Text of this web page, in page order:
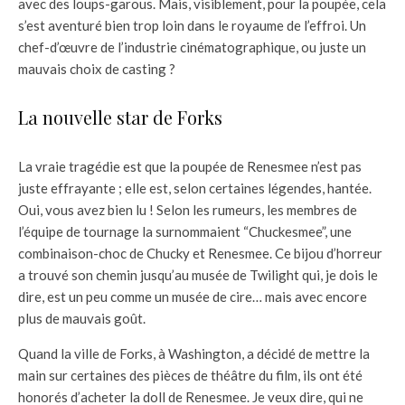
avec des loups-garous. Mais, visiblement, pour la poupée, cela
s’est aventuré bien trop loin dans le royaume de l’effroi. Un
chef-d’œuvre de l’industrie cinématographique, ou juste un
mauvais choix de casting ?
La nouvelle star de Forks
La vraie tragédie est que la poupée de Renesmee n’est pas
juste effrayante ; elle est, selon certaines légendes, hantée.
Oui, vous avez bien lu ! Selon les rumeurs, les membres de
l’équipe de tournage la surnommaient “Chuckesmee”, une
combinaison-choc de Chucky et Renesmee. Ce bijou d’horreur
a trouvé son chemin jusqu’au musée de Twilight qui, je dois le
dire, est un peu comme un musée de cire… mais avec encore
plus de mauvais goût.
Quand la ville de Forks, à Washington, a décidé de mettre la
main sur certaines des pièces de théâtre du film, ils ont été
honorés d’acheter la doll de Renesmee. Je veux dire, qui ne